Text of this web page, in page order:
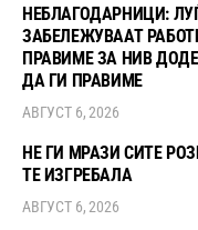
НЕБЛАГОДАРНИЦИ:
ЗАБЕЛЕЖУВААТ
ПРАВИМЕ ЗА НИВ
ДА ГИ ПРАВИМЕ
АВГУСТ 6, 2026
НЕ ГИ МРАЗИ СИТЕ
ТЕ ИЗГРЕБАЛА
АВГУСТ 6, 2026